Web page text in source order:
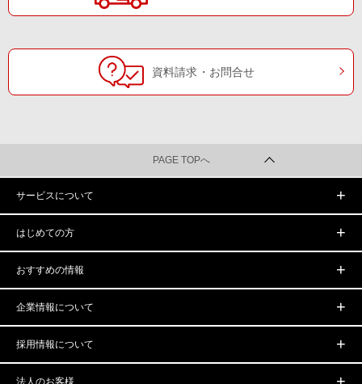
資料請求・お問合せ
PAGE TOPへ
サービスについて
はじめての方
おすすめの情報
企業情報について
採用情報について
法人のお客様